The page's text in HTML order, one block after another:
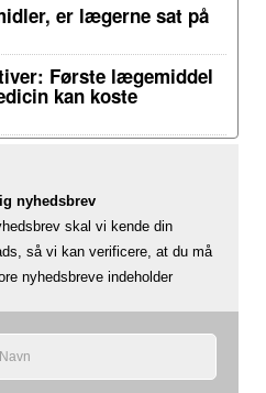
er lægerne sat på
Første lægemiddel
kan koste
nyhedsbrev
skal vi kende din
så vi kan verificere, at du må
nyhedsbreve indeholder